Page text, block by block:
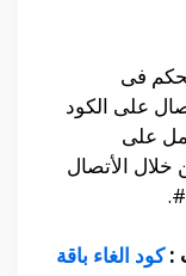
فى
على الكود
على
الأتصال
:كود الغاء باقة